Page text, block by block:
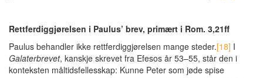
Rettferdiggjørelsen i Paulus’ brev, primært i Rom. 3,21ff
Paulus behandler ikke rettferdiggjørelsen mange steder.[18] I
Galaterbrevet, kanskje skrevet fra Efesos år 53–55, står den i
konteksten måltidsfellesskap: Kunne Peter som jøde spise